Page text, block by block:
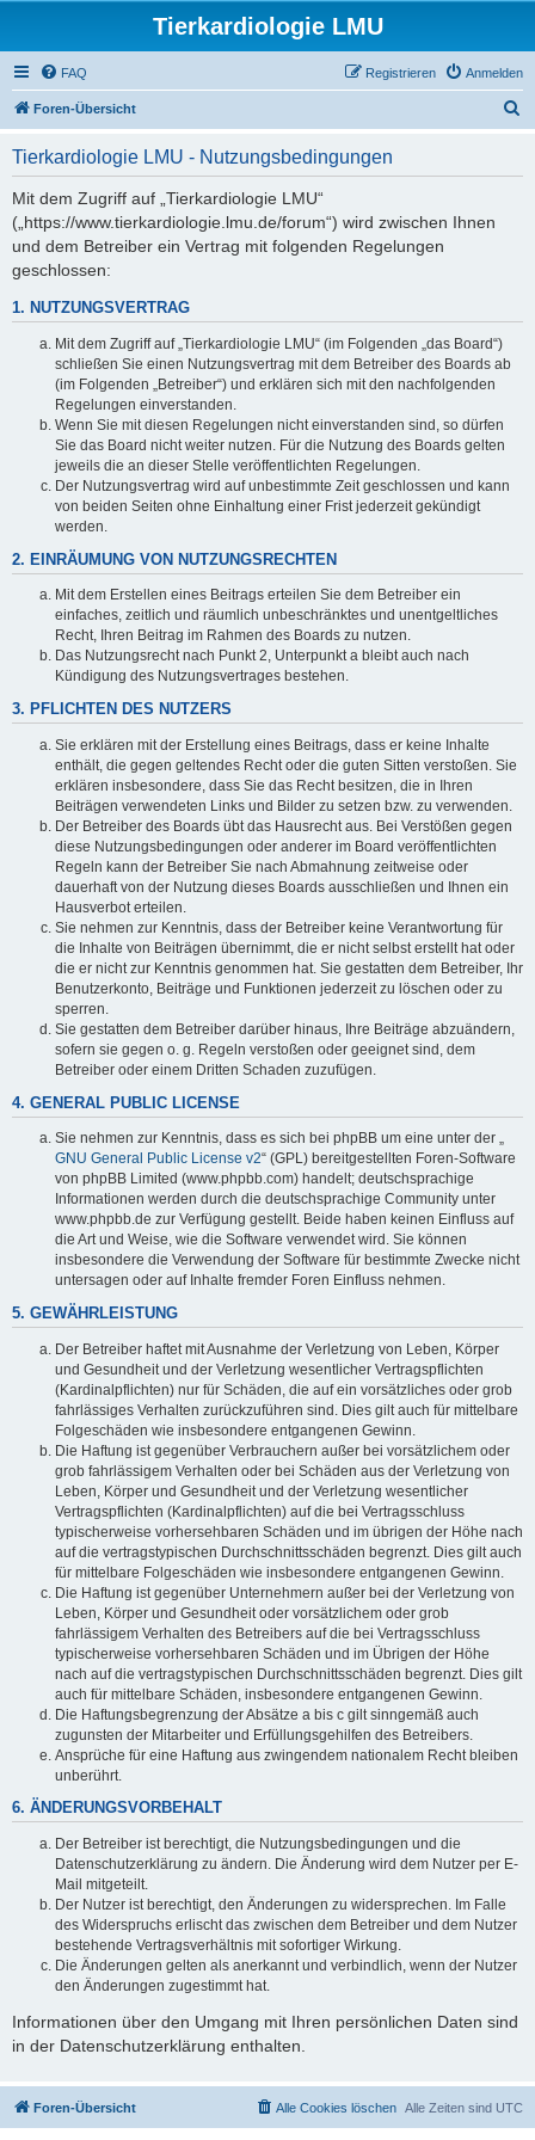
Tierkardiologie LMU
FAQ Anmelden
Registrieren
Foren-Übersicht
Tierkardiologie LMU - Nutzungsbedingungen
Mit dem Zugriff auf „Tierkardiologie LMU“
(„https://www.tierkardiologie.lmu.de/forum“) wird zwischen Ihnen
und dem Betreiber ein Vertrag mit folgenden Regelungen
geschlossen:
1. NUTZUNGSVERTRAG
Mit dem Zugriff auf „Tierkardiologie LMU“ (im Folgenden „das Board“)
schließen Sie einen Nutzungsvertrag mit dem Betreiber des Boards ab
(im Folgenden „Betreiber“) und erklären sich mit den nachfolgenden
Regelungen einverstanden.
Wenn Sie mit diesen Regelungen nicht einverstanden sind, so dürfen
Sie das Board nicht weiter nutzen. Für die Nutzung des Boards gelten
jeweils die an dieser Stelle veröffentlichten Regelungen.
Der Nutzungsvertrag wird auf unbestimmte Zeit geschlossen und kann
von beiden Seiten ohne Einhaltung einer Frist jederzeit gekündigt
werden.
2. EINRÄUMUNG VON NUTZUNGSRECHTEN
Mit dem Erstellen eines Beitrags erteilen Sie dem Betreiber ein
einfaches, zeitlich und räumlich unbeschränktes und unentgeltliches
Recht, Ihren Beitrag im Rahmen des Boards zu nutzen.
Das Nutzungsrecht nach Punkt 2, Unterpunkt a bleibt auch nach
Kündigung des Nutzungsvertrages bestehen.
3. PFLICHTEN DES NUTZERS
Sie erklären mit der Erstellung eines Beitrags, dass er keine Inhalte
enthält, die gegen geltendes Recht oder die guten Sitten verstoßen. Sie
erklären insbesondere, dass Sie das Recht besitzen, die in Ihren
Beiträgen verwendeten Links und Bilder zu setzen bzw. zu verwenden.
Der Betreiber des Boards übt das Hausrecht aus. Bei Verstößen gegen
diese Nutzungsbedingungen oder anderer im Board veröffentlichten
Regeln kann der Betreiber Sie nach Abmahnung zeitweise oder
dauerhaft von der Nutzung dieses Boards ausschließen und Ihnen ein
Hausverbot erteilen.
Sie nehmen zur Kenntnis, dass der Betreiber keine Verantwortung für
die Inhalte von Beiträgen übernimmt, die er nicht selbst erstellt hat oder
die er nicht zur Kenntnis genommen hat. Sie gestatten dem Betreiber, Ihr
Benutzerkonto, Beiträge und Funktionen jederzeit zu löschen oder zu
sperren.
Sie gestatten dem Betreiber darüber hinaus, Ihre Beiträge abzuändern,
sofern sie gegen o. g. Regeln verstoßen oder geeignet sind, dem
Betreiber oder einem Dritten Schaden zuzufügen.
4. GENERAL PUBLIC LICENSE
Sie nehmen zur Kenntnis, dass es sich bei phpBB um eine unter der „
GNU General Public License v2“ (GPL) bereitgestellten Foren-Software
von phpBB Limited (www.phpbb.com) handelt; deutschsprachige
Informationen werden durch die deutschsprachige Community unter
www.phpbb.de zur Verfügung gestellt. Beide haben keinen Einfluss auf
die Art und Weise, wie die Software verwendet wird. Sie können
insbesondere die Verwendung der Software für bestimmte Zwecke nicht
untersagen oder auf Inhalte fremder Foren Einfluss nehmen.
5. GEWÄHRLEISTUNG
Der Betreiber haftet mit Ausnahme der Verletzung von Leben, Körper
und Gesundheit und der Verletzung wesentlicher Vertragspflichten
(Kardinalpflichten) nur für Schäden, die auf ein vorsätzliches oder grob
fahrlässiges Verhalten zurückzuführen sind. Dies gilt auch für mittelbare
Folgeschäden wie insbesondere entgangenen Gewinn.
Die Haftung ist gegenüber Verbrauchern außer bei vorsätzlichem oder
grob fahrlässigem Verhalten oder bei Schäden aus der Verletzung von
Leben, Körper und Gesundheit und der Verletzung wesentlicher
Vertragspflichten (Kardinalpflichten) auf die bei Vertragsschluss
typischerweise vorhersehbaren Schäden und im übrigen der Höhe nach
auf die vertragstypischen Durchschnittsschäden begrenzt. Dies gilt auch
für mittelbare Folgeschäden wie insbesondere entgangenen Gewinn.
Die Haftung ist gegenüber Unternehmern außer bei der Verletzung von
Leben, Körper und Gesundheit oder vorsätzlichem oder grob
fahrlässigem Verhalten des Betreibers auf die bei Vertragsschluss
typischerweise vorhersehbaren Schäden und im Übrigen der Höhe
nach auf die vertragstypischen Durchschnittsschäden begrenzt. Dies gilt
auch für mittelbare Schäden, insbesondere entgangenen Gewinn.
Die Haftungsbegrenzung der Absätze a bis c gilt sinngemäß auch
zugunsten der Mitarbeiter und Erfüllungsgehilfen des Betreibers.
Ansprüche für eine Haftung aus zwingendem nationalem Recht bleiben
unberührt.
6. ÄNDERUNGSVORBEHALT
Der Betreiber ist berechtigt, die Nutzungsbedingungen und die
Datenschutzerklärung zu ändern. Die Änderung wird dem Nutzer per E-
Mail mitgeteilt.
Der Nutzer ist berechtigt, den Änderungen zu widersprechen. Im Falle
des Widerspruchs erlischt das zwischen dem Betreiber und dem Nutzer
bestehende Vertragsverhältnis mit sofortiger Wirkung.
Die Änderungen gelten als anerkannt und verbindlich, wenn der Nutzer
den Änderungen zugestimmt hat.
Informationen über den Umgang mit Ihren persönlichen Daten sind
in der Datenschutzerklärung enthalten.
Foren-Übersicht Alle Zeiten sind UTC
Alle Cookies löschen